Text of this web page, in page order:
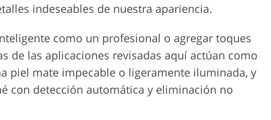
indeseables de nuestra apariencia.
como un profesional o agregar toques
de las aplicaciones revisadas aquí actúan como
piel mate impecable o ligeramente iluminada, y
con detección automática y eliminación no